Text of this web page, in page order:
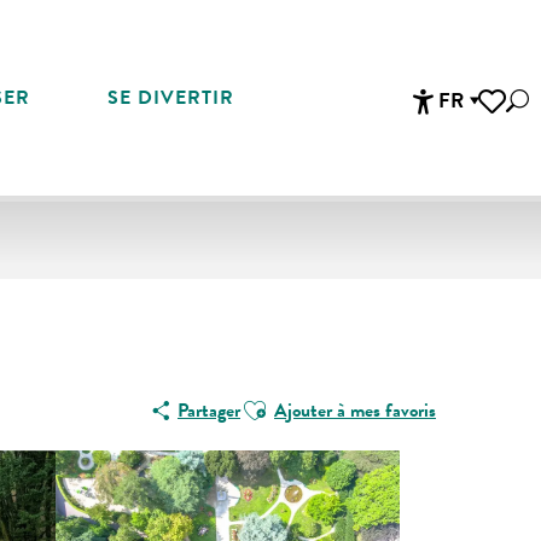
FR
SE DIVERTIR
PartagerAjouter aux favoris
Ajouter à mes favoris